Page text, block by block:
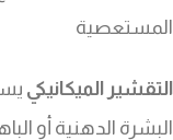
المستعصية
التقشير الميكانيكي
البشرة الدهنية أو